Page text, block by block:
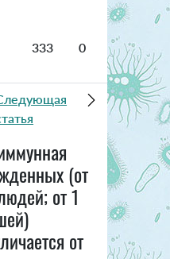
333 0
(от
от 1
от